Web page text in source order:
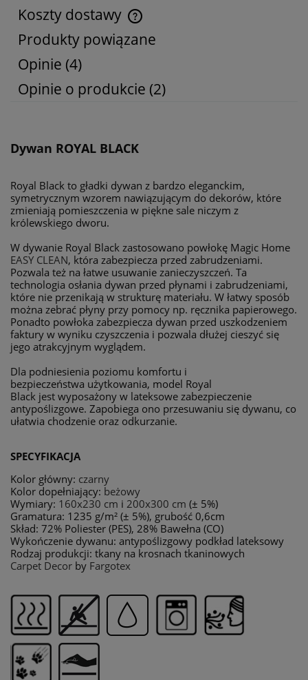
Koszty dostawy
Cena nie zawiera ewentualnych kosztów płatności
Produkty powiązane
Opinie (4)
Opinie o produkcie (2)
Dywan ROYAL BLACK
Royal Black to gładki dywan z bardzo eleganckim,
symetrycznym wzorem nawiązującym do dekorów, które
zmieniają pomieszczenia w piękne sale niczym z
królewskiego dworu.
W dywanie Royal Black zastosowano powłokę Magic Home
EASY CLEAN, która zabezpiecza przed zabrudzeniami.
Pozwala też na łatwe usuwanie zanieczyszczeń. Ta
technologia osłania dywan przed płynami i zabrudzeniami,
które nie przenikają w strukturę materiału. W łatwy sposób
można zebrać płyny przy pomocy np. ręcznika papierowego.
Ponadto powłoka zabezpiecza dywan przed uszkodzeniem
faktury w wyniku czyszczenia i pozwala dłużej cieszyć się
jego atrakcyjnym wyglądem.
Dla podniesienia poziomu komfortu i
bezpieczeństwa użytkowania, model Royal
Black jest wyposażony w lateksowe zabezpieczenie
antypoślizgowe. Zapobiega ono przesuwaniu się dywanu, co
ułatwia chodzenie oraz odkurzanie.
SPECYFIKACJA
Kolor główny: czarny
Kolor dopełniający: beżowy
Wymiary: 160x230 cm i 200x300 cm (± 5%)
Gramatura: 1235 g/m² (± 5%), grubość 0,6cm
Skład: 72% Poliester (PES), 28% Bawełna (CO)
Wykończenie dywanu: antypoślizgowy podkład lateksowy
Rodzaj produkcji: tkany na krosnach tkaninowych
Carpet Decor by Fargotex